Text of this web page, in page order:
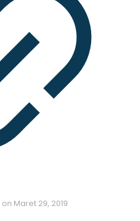
on Maret 29, 2019